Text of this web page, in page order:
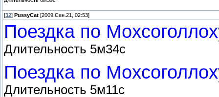
[32] PussyCat [2009.Сен.21, 02:53]
Поездка по
Длительность 5м34с
Поездка по
Длительность 5м11с